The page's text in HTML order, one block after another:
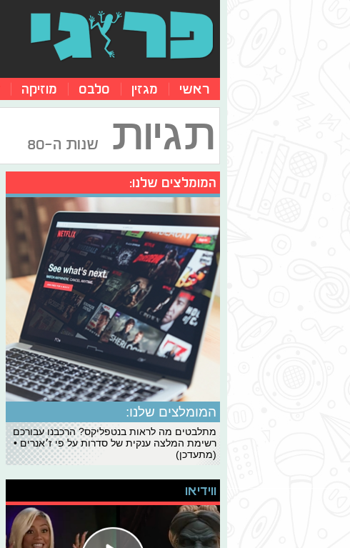
ראשי מגזין סלבס מוזיקה
תגיות שנות ה-80
המומלצים שלנו:
המומלצים שלנו:
מתלבטים מה לראות בנטפליקס? הרכבנו עבורכם
רשימת המלצה ענקית של סדרות על פי ז׳אנרים •
(מתעדכן)
ווידיאו